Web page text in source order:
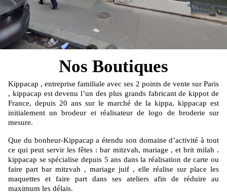
Nos Boutiques
Kippacap , entreprise familiale avec ses 2 points de vente sur Paris
, kippacap est devenu l’un des plus grands fabricant de kippot de
France, depuis 20 ans sur le marché de la kippa, kippacap est
initialement un brodeur et réalisateur de logo de broderie sur
mesure.
Que du bonheur-Kippacap a étendu son domaine d’activité à tout
ce qui peut servir les fêtes : bar mitzvah, mariage , et brit milah .
kippacap se spécialise depuis 5 ans dans la réalisation de carte ou
faire part bar mitzvah , mariage juif , elle réalise sur place les
maquettes et faire part dans ses ateliers afin de réduire au
maximum les délais.